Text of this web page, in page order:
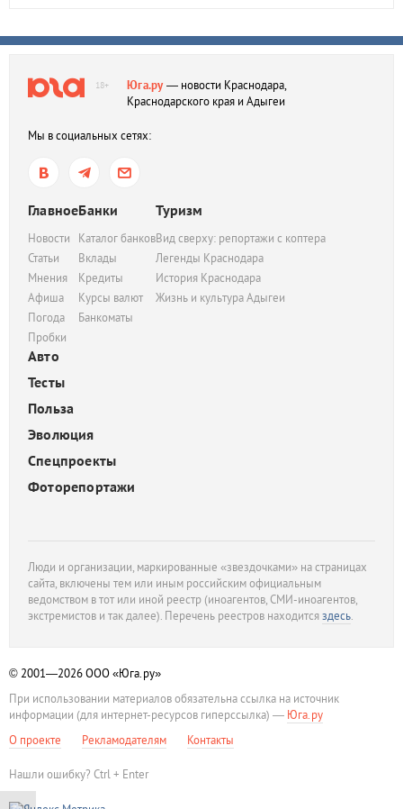
18+ Юга.ру— новости Краснодара,
Краснодарского края и Адыгеи
Мы в социальных сетях:
Главное
Новости
Статьи
Мнения
Афиша
Погода
Пробки
Банки
Каталог банков
Вклады
Кредиты
Курсы валют
Банкоматы
Туризм
Вид сверху: репортажи с коптера
Легенды Краснодара
История Краснодара
Жизнь и культура Адыгеи
Авто
Тесты
Польза
Эволюция
Спецпроекты
Фоторепортажи
Люди и организации, маркированные «звездочками» на страницах
сайта, включены тем или иным российским официальным
ведомством в тот или иной реестр (иноагентов, СМИ-иноагентов,
экстремистов и так далее). Перечень реестров находитсяздесь.
© 2001—2026ООО «Юга.ру»
При использовании материалов обязательна ссылка на источник
информации (для интернет-ресурсов гиперссылка) — Юга.ру
О проекте
Рекламодателям Контакты
Нашли ошибку? Ctrl + Enter